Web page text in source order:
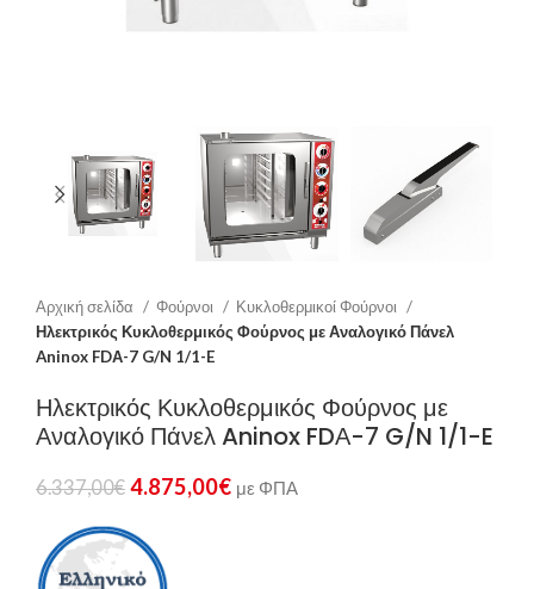
Αρχική σελίδα Φούρνοι
Κυκλοθερμικοί Φούρνοι
Ηλεκτρικός Κυκλοθερμικός Φούρνος με Αναλογικό Πάνελ
Aninox FDΑ-7 G/N 1/1-E
Ηλεκτρικός Κυκλοθερμικός Φούρνος με
Αναλογικό Πάνελ Aninox FDΑ-7 G/N 1/1-E
6.337,00€ 4.875,00€ με ΦΠΑ